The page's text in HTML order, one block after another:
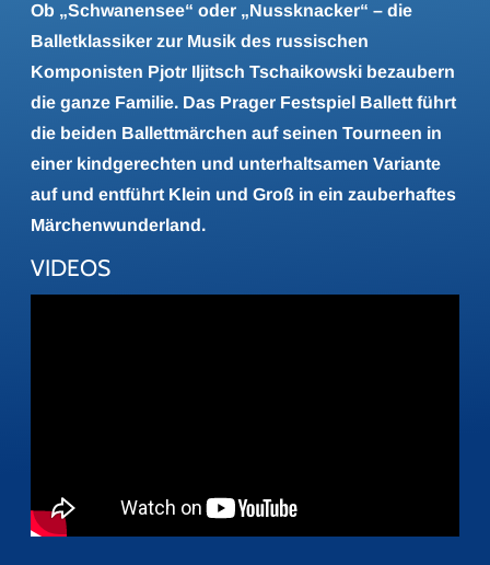
Ob „Schwanensee“ oder „Nussknacker“ – die
Balletklassiker zur Musik des russischen
Komponisten Pjotr Iljitsch Tschaikowski bezaubern
die ganze Familie. Das Prager Festspiel Ballett führt
die beiden Ballettmärchen auf seinen Tourneen in
einer kindgerechten und unterhaltsamen Variante
auf und entführt Klein und Groß in ein zauberhaftes
Märchenwunderland.
VIDEOS